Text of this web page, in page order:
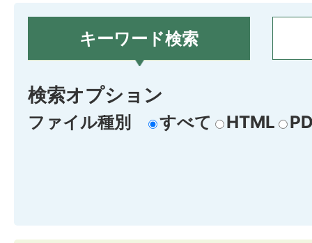
キーワード検索
検索オプション
ファイル種別 すべて HTML